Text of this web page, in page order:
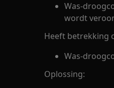
Was-
wordt
Heeft betrekking
Was-
Oplossing: